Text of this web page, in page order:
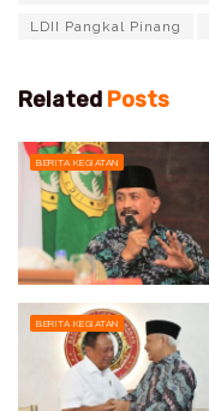
LDII Pangkal Pinang
Related Posts
BERITA KEGIATAN
BERITA KEGIATAN